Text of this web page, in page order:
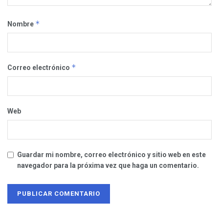
Nombre *
Correo electrónico *
Web
Guardar mi nombre, correo electrónico y sitio web en este
navegador para la próxima vez que haga un comentario.